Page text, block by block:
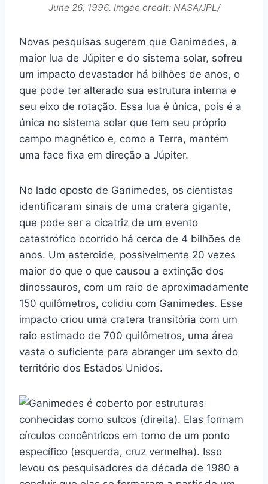
June 26, 1996. Imgae credit: NASA/JPL/
Novas pesquisas sugerem que Ganimedes, a
maior lua de Júpiter e do sistema solar, sofreu
um impacto devastador há bilhões de anos, o
que pode ter alterado sua estrutura interna e
seu eixo de rotação. Essa lua é única, pois é a
única no sistema solar que tem seu próprio
campo magnético e, como a Terra, mantém
uma face fixa em direção a Júpiter.
No lado oposto de Ganimedes, os cientistas
identificaram sinais de uma cratera gigante,
que pode ser a cicatriz de um evento
catastrófico ocorrido há cerca de 4 bilhões de
anos. Um asteroide, possivelmente 20 vezes
maior do que o que causou a extinção dos
dinossauros, com um raio de aproximadamente
150 quilômetros, colidiu com Ganimedes. Esse
impacto criou uma cratera transitória com um
raio estimado de 700 quilômetros, uma área
vasta o suficiente para abranger um sexto do
território dos Estados Unidos.